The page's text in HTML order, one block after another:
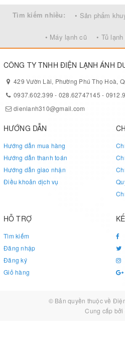
Tìm kiếm nhiều: • Sản phẩm
• Máy lạnh cũ • Tủ
CÔNG TY TNHH ĐIỆN LẠNH ÁNH
429 Vườn Lài, Phường Phú Thọ Hoà,
0937.602.399 - 028.62747145 -
dienlanh310@gmail.com
HƯỚNG DẪN
Hướng dẫn mua hàng
Hướng dẫn thanh toán
Hướng dẫn giao nhận
Điều khoản dịch vụ
HỖ TRỢ
Tìm kiếm
Đăng nhập
Đăng ký
Giỏ hàng
© Bản quyền thuộc về
Cung cấp bởi